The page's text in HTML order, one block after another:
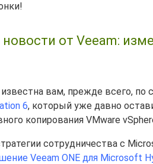
от Veeam:
вам, прежде всего,
6, который уже давно
копирования VMware
сотрудничества с
Veeam ONE для Microsoft